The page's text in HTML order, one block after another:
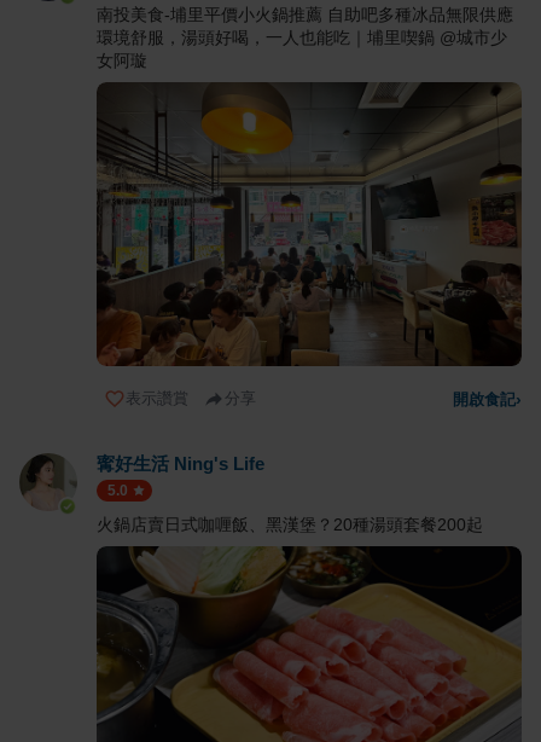
南投美食-埔里平價小火鍋推薦 自助吧多種冰品無限供應
環境舒服，湯頭好喝，一人也能吃｜埔里喫鍋 @城市少
女阿璇
表示讚賞 分享 開啟食記›
寗好生活 Ning's Life
5.0
火鍋店賣日式咖喱飯、黑漢堡？20種湯頭套餐200起